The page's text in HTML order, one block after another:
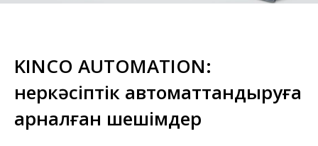
KINCO AUTOMATION:
Өнеркәсіптік автоматтандыруға
арналған шешімдер